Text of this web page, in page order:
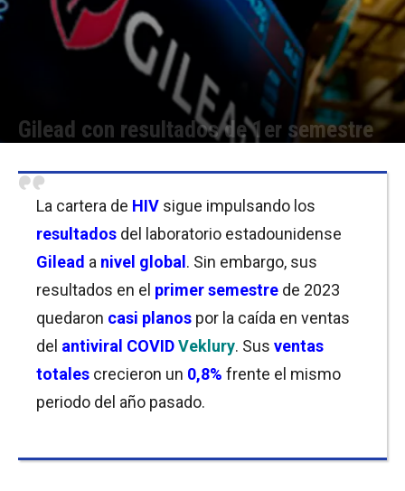
Gilead con resultados de 1er semestre
La cartera de HIV sigue impulsando los
resultados del laboratorio estadounidense
Gilead a nivel global . Sin embargo, sus
resultados en el primer semestre de 2023
quedaron casi planos por la caída en ventas
del antiviral COVIDVeklury. Sus ventas
totales crecieron un 0,8% frente el mismo
periodo del año pasado.